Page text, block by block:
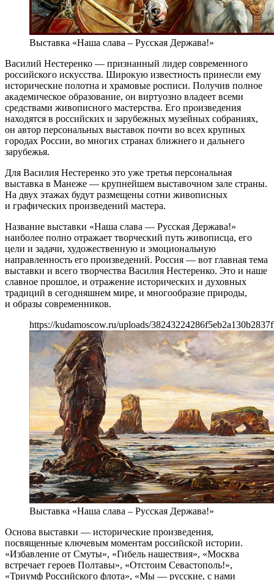
Выставка «Наша слава – Русская Держава!»
Василий Нестеренко — признанный лидер современного
российского искусства. Широкую известность принесли ему
исторические полотна и храмовые росписи. Получив полное
академическое образование, он виртуозно владеет всеми
средствами живописного мастерства. Его произведения
находятся в российских и зарубежных музейных собраниях,
он автор персональных выставок почти во всех крупных
городах России, во многих странах ближнего и дальнего
зарубежья.
Для Василия Нестеренко это уже третья персональная
выставка в Манеже — крупнейшем выставочном зале страны.
На двух этажах будут размещены сотни живописных
и графических произведений мастера.
Название выставки «Наша слава — Русская Держава!»
наиболее полно отражает творческий путь живописца, его
цели и задачи, художественную и эмоциональную
направленность его произведений. Россия — вот главная тема
выставки и всего творчества Василия Нестеренко. Это и наше
славное прошлое, и отражение исторических и духовных
традиций в сегодняшнем мире, и многообразие природы,
и образы современников.
https://kudamoscow.ru/uploads/
Выставка «Наша слава – Русская Держава!»
Основа выставки — исторические произведения,
посвященные ключевым моментам российской истории.
«Избавление от Смуты», «Гибель нашествия», «Москва
встречает героев Полтавы», «Отстоим Севастополь!»,
«Триумф Российского флота», «Мы — русские, с нами